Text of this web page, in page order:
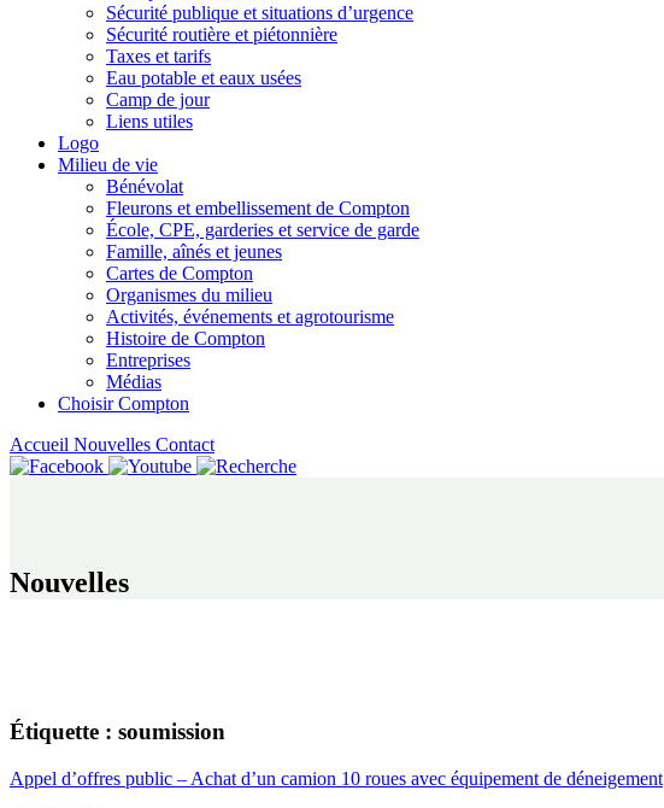
Sécurité publique et situations d’urgence
Sécurité routière et piétonnière
Taxes et tarifs
Eau potable et eaux usées
Camp de jour
Liens utiles
Logo
Milieu de vie
Bénévolat
Fleurons et embellissement de Compton
École, CPE, garderies et service de garde
Famille, aînés et jeunes
Cartes de Compton
Organismes du milieu
Activités, événements et agrotourisme
Histoire de Compton
Entreprises
Médias
Choisir Compton
Accueil Nouvelles Contact
Nouvelles
Étiquette : soumission
Appel d’offres public – Achat d’un camion 10 roues avec équipement de déneigement